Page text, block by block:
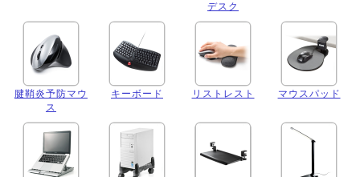
デスク
腱鞘炎予防マウ
ス
キーボード リストレスト マウスパッド